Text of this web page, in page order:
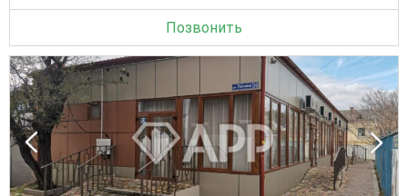
Позвонить